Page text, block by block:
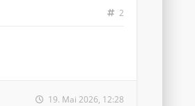
2
19. Mai 2026, 12:28